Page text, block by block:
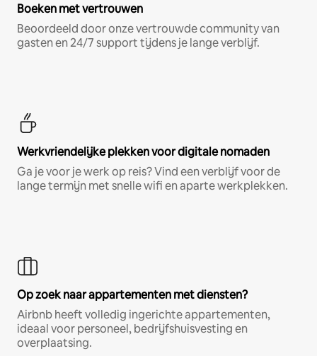
Boeken met vertrouwen
Beoordeeld door onze vertrouwde community van
gasten en 24/7 support tijdens je lange verblijf.
Werkvriendelijke plekken voor digitale nomaden
Ga je voor je werk op reis? Vind een verblijf voor de
lange termijn met snelle wifi en aparte werkplekken.
Op zoek naar appartementen met diensten?
Airbnb heeft volledig ingerichte appartementen,
ideaal voor personeel, bedrijfshuisvesting en
overplaatsing.